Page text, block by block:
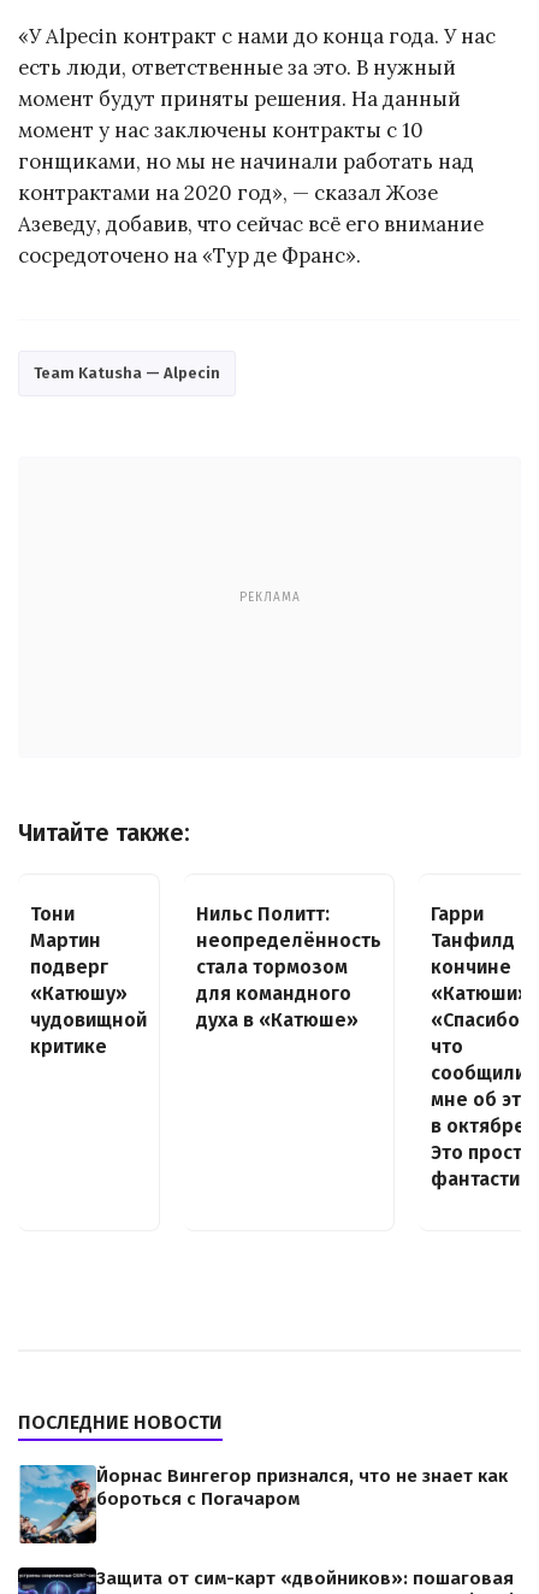
«У Alpecin контракт с нами до конца года. У нас
есть люди, ответственные за это. В нужный
момент будут приняты решения. На данный
момент у нас заключены контракты с 10
гонщиками, но мы не начинали работать над
контрактами на 2020 год», — сказал Жозе
Азеведу, добавив, что сейчас всё его внимание
сосредоточено на «Тур де Франс».
Team Katusha — Alpecin
РЕКЛАМА
Читайте также:
Тони
Мартин
подверг
«Катюшу»
чудовищной
критике
Нильс Политт:
неопределённость
стала тормозом
для командного
духа в «Катюше»
Гарри
Танфилд
кончине
«Катюши»:
«Спасибо,
что
сообщили
мне об
в октябре.
Это просто
ПОСЛЕДНИЕ НОВОСТИ
Йорнас Вингегор признался, что не знает как
бороться с Погачаром
Защита от сим-карт «двойников»: пошаговая